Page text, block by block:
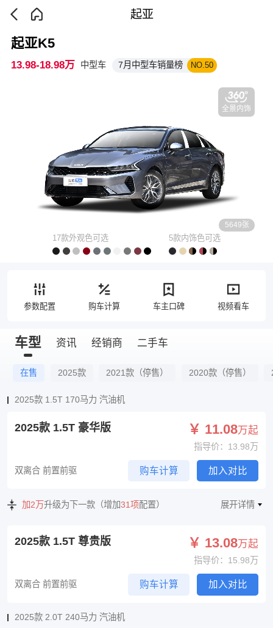
起亚
全景内饰
5649张
起亚K5
13.98-18.98万 中型车 7月中型车销量榜 NO.50
17款外观色可选 5款内饰色可选
参数配置 购车计算 车主口碑 视频看车
车型 资讯 经销商 二手车
在售 2025款 2021款（停售） 2020款（停售）
2025款 1.5T 170马力 汽油机
2025款 1.5T 豪华版 ￥ 11.08万起
指导价：13.98万
双离合 前置前驱 购车计算 加入对比
加2万升级为下一款（增加31项配置） 展开详情
2025款 1.5T 尊贵版 ￥ 13.08万起
指导价：15.98万
双离合 前置前驱 购车计算 加入对比
2025款 2.0T 240马力 汽油机